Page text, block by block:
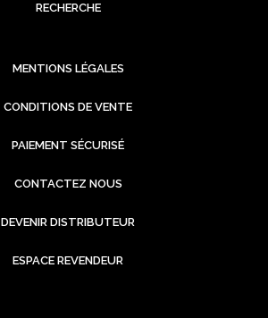
RECHERCHE
MENTIONS LÉGALES
CONDITIONS DE VENTE
PAIEMENT SÉCURISÉ
CONTACTEZ NOUS
DEVENIR DISTRIBUTEUR
ESPACE REVENDEUR